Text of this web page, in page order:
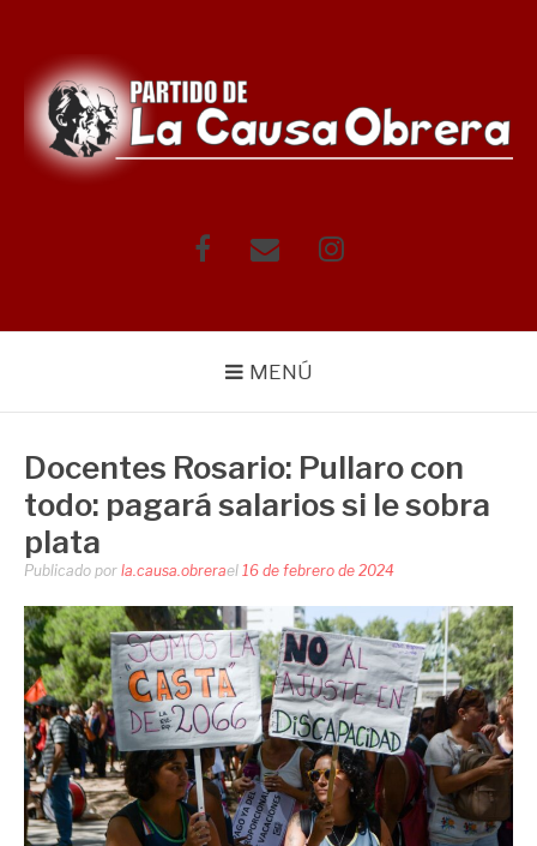
contenido
FacebookCorreo Instagram
MENÚ
Docentes Rosario: Pullaro con
todo: pagará salarios si le sobra
plata
Publicado por la.causa.obrerael 16 de febrero de 2024